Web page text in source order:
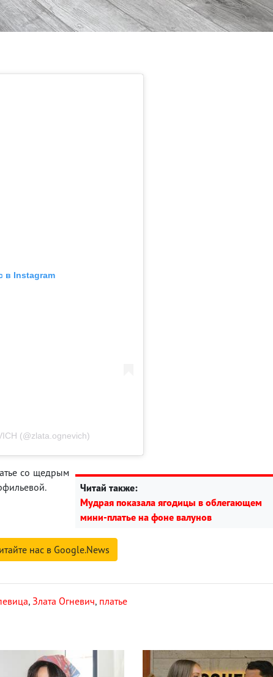
в Instagram
(@zlata.ognevich)
Читай также:
Мудрая показала ягодицы в облегающем
мини-платье на фоне валунов
со щедрым
нас в Google.News
, Злата Огневич, платье